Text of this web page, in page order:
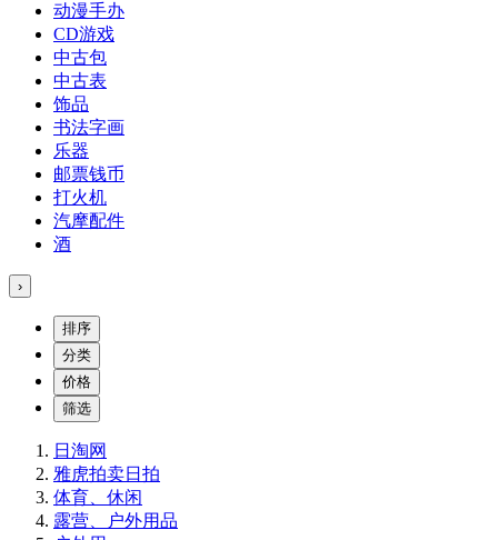
动漫手办
CD游戏
中古包
中古表
饰品
书法字画
乐器
邮票钱币
打火机
汽摩配件
酒
›
排序
分类
价格
筛选
日淘网
雅虎拍卖日拍
体育、休闲
露营、户外用品